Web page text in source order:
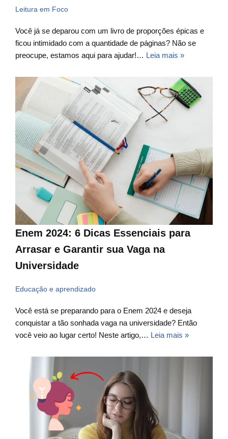
Leitura em Foco
Você já se deparou com um livro de proporções épicas e
ficou intimidado com a quantidade de páginas? Não se
preocupe, estamos aqui para ajudar!… Leia mais »
Enem 2024: 6 Dicas Essenciais para
Arrasar e Garantir sua Vaga na
Universidade
Educação e aprendizado
Você está se preparando para o Enem 2024 e deseja
conquistar a tão sonhada vaga na universidade? Então
você veio ao lugar certo! Neste artigo,… Leia mais »